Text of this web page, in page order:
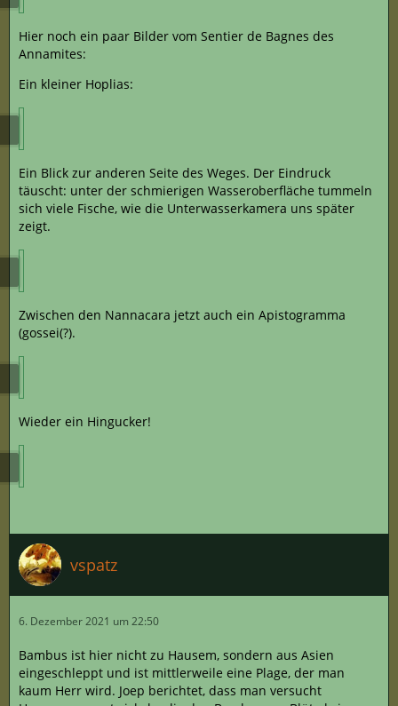
Hier noch ein paar Bilder vom Sentier de Bagnes des
Annamites:
Ein kleiner Hoplias:
Ein Blick zur anderen Seite des Weges. Der Eindruck
täuscht: unter der schmierigen Wasseroberfläche tummeln
sich viele Fische, wie die Unterwasserkamera uns später
zeigt.
Zwischen den Nannacara jetzt auch ein Apistogramma
(gossei(?).
Wieder ein Hingucker!
vspatz
6. Dezember 2021 um 22:50
Bambus ist hier nicht zu Hausem, sondern aus Asien
eingeschleppt und ist mittlerweile eine Plage, der man
kaum Herr wird. Joep berichtet, dass man versucht